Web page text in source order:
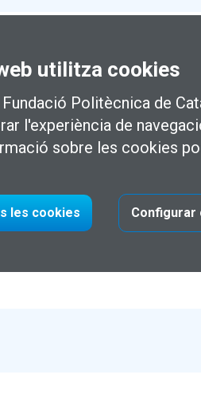
utilitza cookies
Politècnica de
l'experiència de
sobre les cookies
les cookies Configurar